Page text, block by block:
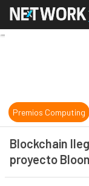
Premios Computing
Blockchain
proyecto